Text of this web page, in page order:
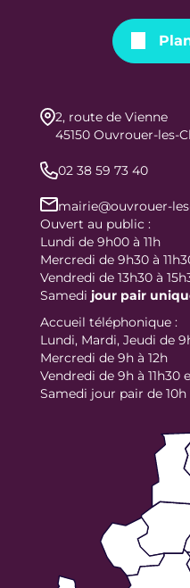
2, route de Vienne
45150 Ouvrouer-les-
02 38 59 73 40
mairie@ouvrouer-
Ouvert au public :
Lundi de 9h00 à 11h
Mercredi de 9h30 à
Vendredi de 13h30 à
Samedi jour pair
Accueil téléphonique :
Lundi, Mardi, Jeudi de
Mercredi de 9h à 12h
Vendredi de 9h à 11h30
Samedi jour pair de 10h